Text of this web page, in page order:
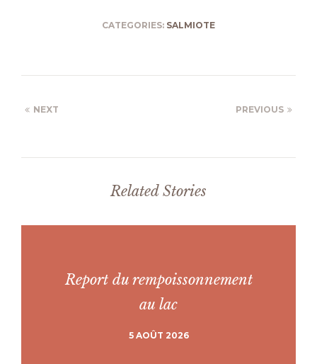
CATEGORIES: SALMIOTE
NEXT PREVIOUS
Related Stories
Report du rempoissonnement
au lac
5 AOÛT 2026